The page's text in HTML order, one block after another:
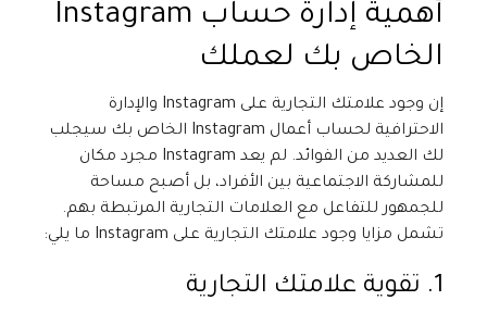
أهمية إدارة حساب Instagram
الخاص بك لعملك
إن وجود علامتك التجارية على Instagram والإدارة
الاحترافية لحساب أعمال Instagram الخاص بك سيجلب
لك العديد من الفوائد. لم يعد Instagram مجرد مكان
للمشاركة الاجتماعية بين الأفراد، بل أصبح مساحة
للجمهور للتفاعل مع العلامات التجارية المرتبطة بهم.
تشمل مزايا وجود علامتك التجارية على Instagram ما يلي:
1. تقوية علامتك التجارية